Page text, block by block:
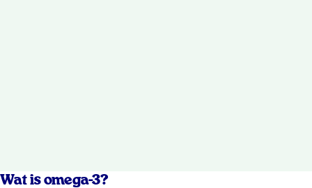
Wat is omega-3?